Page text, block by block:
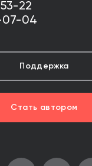
22
07-04
Поддержка
Стать автором